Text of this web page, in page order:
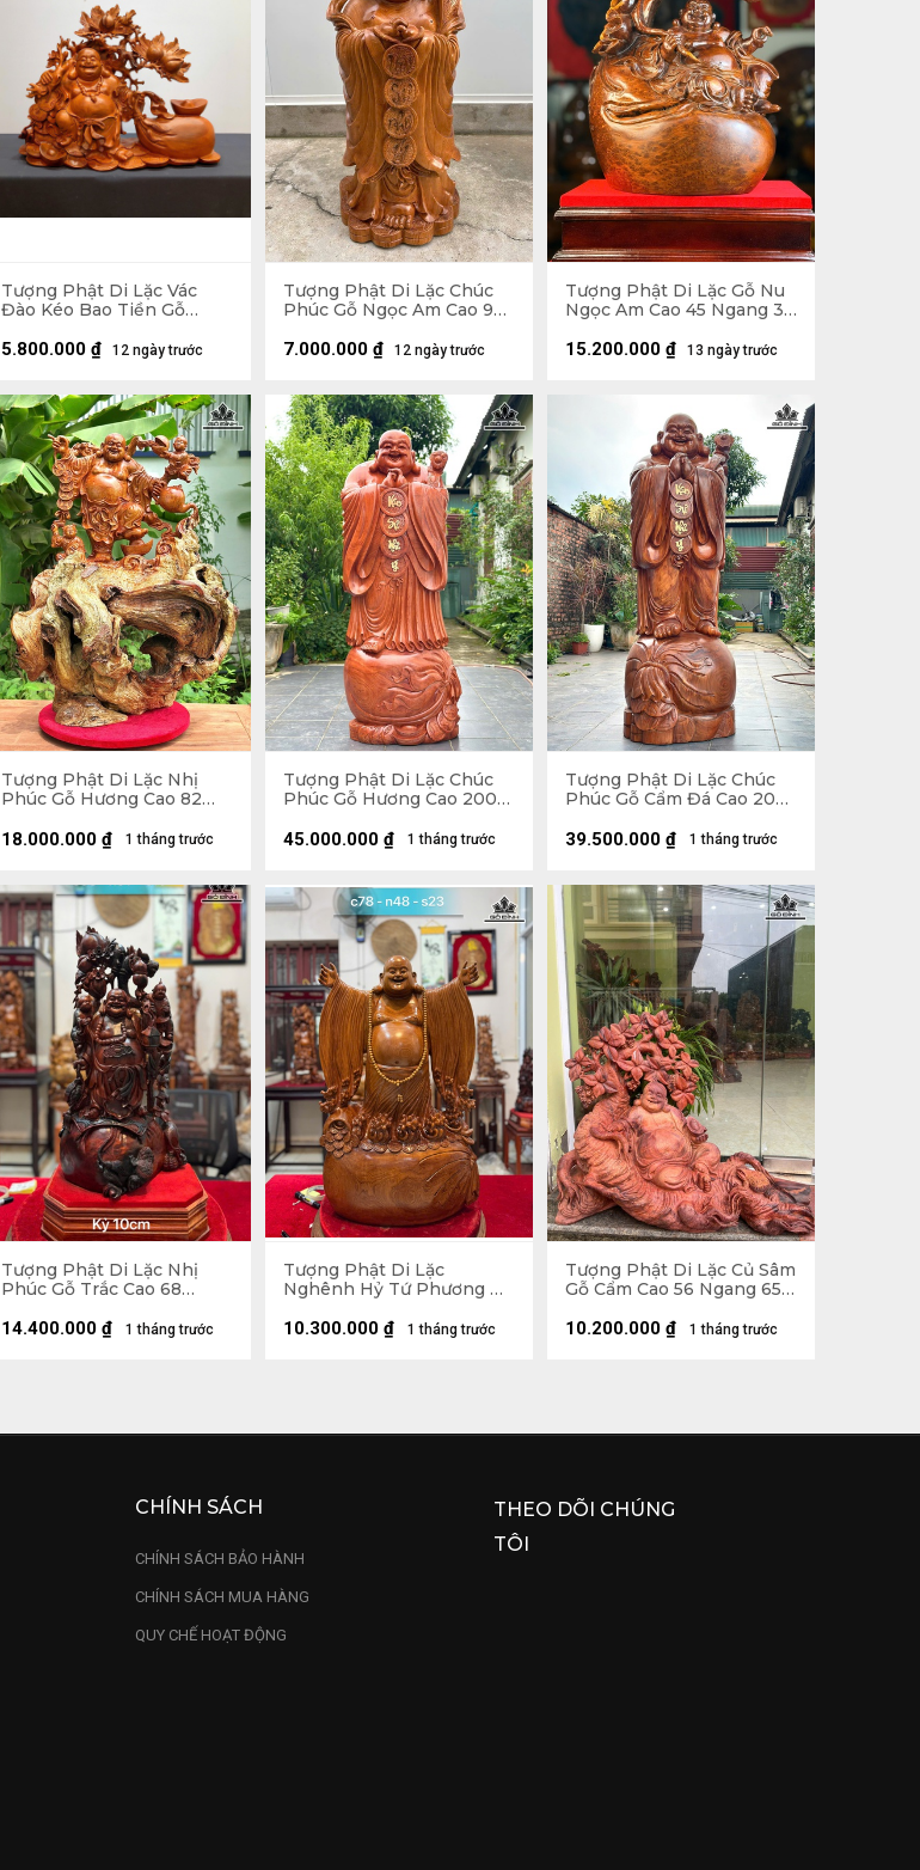
Tượng Phật Di Lặc Vác
Đào Kéo Bao Tiền Gỗ
Sâu 18 (cm)
12 ngày trước
5.800.000 ₫
Tượng Phật Di Lặc Chúc
Phúc Gỗ Ngọc Am Cao 90
12 ngày trước
7.000.000 ₫
Tượng Phật Di Lặc Gỗ Nu
Ngọc Am Cao 45 Ngang 37
13 ngày trước
15.200.000 ₫
Tượng Phật Di Lặc Nhị
Phúc Gỗ Hương Cao 82
1 tháng trước
18.000.000 ₫
Tượng Phật Di Lặc Chúc
Phúc Gỗ Hương Cao 200
1 tháng trước
45.000.000 ₫
Tượng Phật Di Lặc Chúc
Phúc Gỗ Cẩm Đá Cao 200
1 tháng trước
39.500.000 ₫
Tượng Phật Di Lặc Nhị
Phúc Gỗ Trắc Cao 68
1 tháng trước
14.400.000 ₫
Tượng Phật Di Lặc
Nghênh Hỷ Tứ Phương Gỗ
Sâu 23 (cm)
1 tháng trước
10.300.000 ₫
Tượng Phật Di Lặc Củ Sâm
Gỗ Cẩm Cao 56 Ngang 65
1 tháng trước
10.200.000 ₫
CHÍNH SÁCH
CHÍNH SÁCH BẢO HÀNH
CHÍNH SÁCH MUA HÀNG
QUY CHẾ HOẠT ĐỘNG
THEO DÕI CHÚNG
TÔI